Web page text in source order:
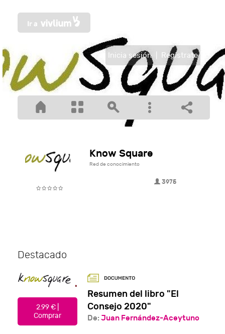
Inicia sesión Regístrate
Know Square
Red de conocimiento
3975
Destacado
2.99 € |
Comprar
Resumen del libro "El
Consejo 2020"
De:Juan Fernández-Aceytuno